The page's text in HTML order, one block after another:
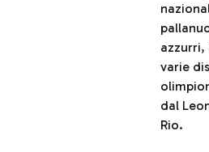
azzurri,
varie
dal
Rio.